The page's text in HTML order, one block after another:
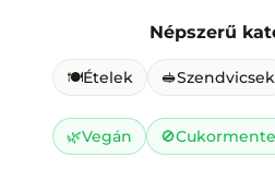
Népszerű
🍽️Ételek 🥪Szendvicsek
🌿Vegán 🚫